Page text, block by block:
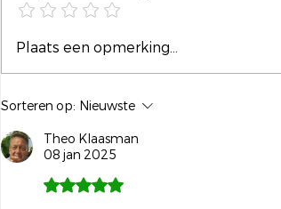
Plaats een opmerking...
Sorteren op: Nieuwste
Theo Klaasman
08 jan 2025
Beoordeeld met 5 uit 5 sterren.